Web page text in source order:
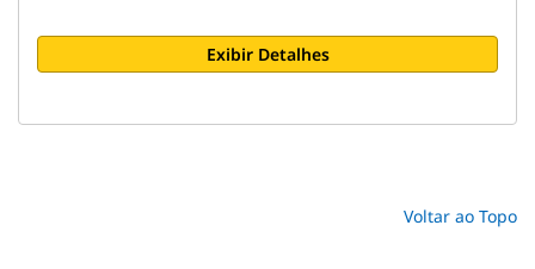
Exibir Detalhes
Voltar ao Topo